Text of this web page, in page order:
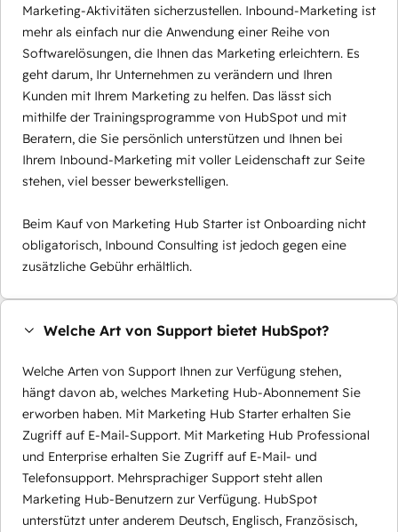
Marketing-Aktivitäten sicherzustellen. Inbound-Marketing ist
mehr als einfach nur die Anwendung einer Reihe von
Softwarelösungen, die Ihnen das Marketing erleichtern. Es
geht darum, Ihr Unternehmen zu verändern und Ihren
Kunden mit Ihrem Marketing zu helfen. Das lässt sich
mithilfe der Trainingsprogramme von HubSpot und mit
Beratern, die Sie persönlich unterstützen und Ihnen bei
Ihrem Inbound-Marketing mit voller Leidenschaft zur Seite
stehen, viel besser bewerkstelligen.
Beim Kauf von Marketing Hub Starter ist Onboarding nicht
obligatorisch, Inbound Consulting ist jedoch gegen eine
zusätzliche Gebühr erhältlich.
Welche Art von Support bietet HubSpot?
Welche Arten von Support Ihnen zur Verfügung stehen,
hängt davon ab, welches Marketing Hub-Abonnement Sie
erworben haben. Mit Marketing Hub Starter erhalten Sie
Zugriff auf E-Mail-Support. Mit Marketing Hub Professional
und Enterprise erhalten Sie Zugriff auf E-Mail- und
Telefonsupport. Mehrsprachiger Support steht allen
Marketing Hub-Benutzern zur Verfügung. HubSpot
unterstützt unter anderem Deutsch, Englisch, Französisch,